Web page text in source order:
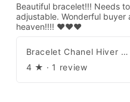
Beautiful bracelet!!! Needs
adjustable. Wonderful buyer
heaven!!!! ❤️❤️❤️
Bracelet Chanel Hiver 1997
4 ★ · 1 review